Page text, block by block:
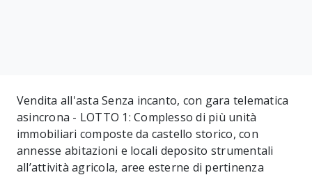
Vendita all'asta Senza incanto, con gara telematica
asincrona - LOTTO 1: Complesso di più unità
immobiliari composte da castello storico, con
annesse abitazioni e locali deposito strumentali
all’attività agricola, aree esterne di pertinenza